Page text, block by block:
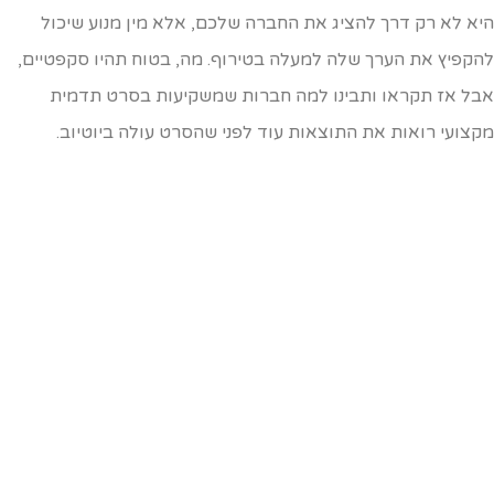
לא רק דרך להציג את החברה שלכם, אלא מין מנוע שיכול
את הערך שלה למעלה בטירוף. מה, בטוח תהיו סקפטיים,
אז תקראו ותבינו למה חברות שמשקיעות בסרט תדמית
רואות את התוצאות עוד לפני שהסרט עולה ביוטיוב.